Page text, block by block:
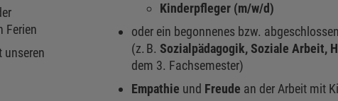
Ferien
unseren
Kinderpfleger (m/w/d)
oder ein begonnenes bzw.
(z. B. Sozialpädagogik, Soziale Arbeit,
dem 3. Fachsemester)
Empathie und Freude an der Arbeit mit